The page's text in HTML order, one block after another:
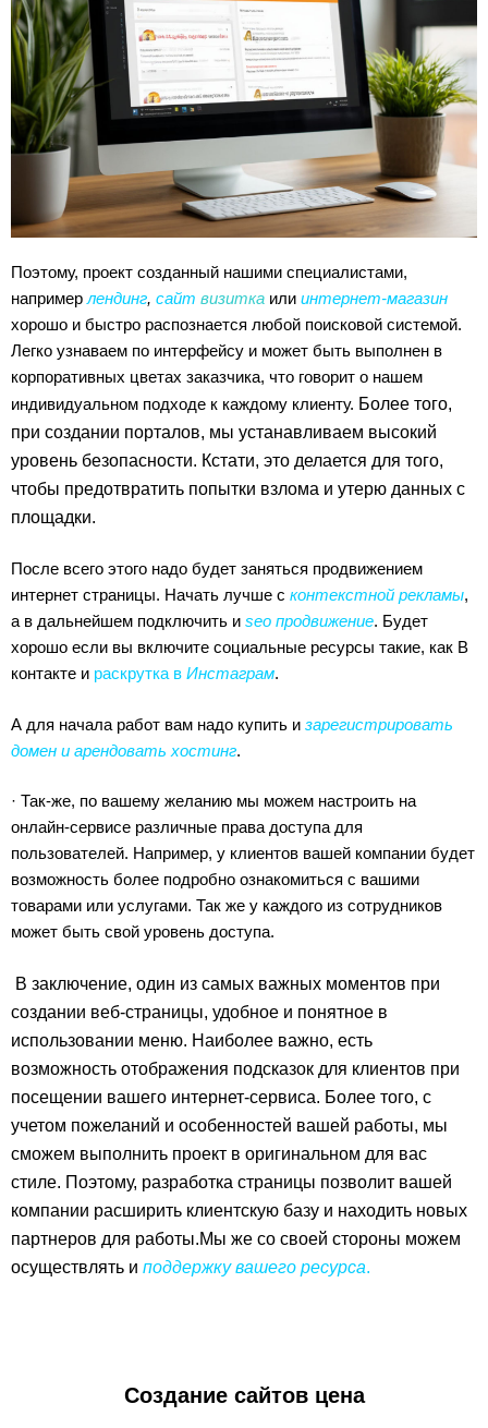
Поэтому, проект созданный нашими специалистами,
например лендинг, сайт визитка или интернет-магазин
хорошо и быстро распознается любой поисковой системой.
Легко узнаваем по интерфейсу и может быть выполнен в
корпоративных цветах заказчика, что говорит о нашем
индивидуальном подходе к каждому клиенту. Более того,
при создании порталов, мы устанавливаем высокий
уровень безопасности. Кстати, это делается для того,
чтобы предотвратить попытки взлома и утерю данных с
площадки.
После всего этого надо будет заняться продвижением
интернет страницы. Начать лучше с контекстной рекламы,
а в дальнейшем подключить и seo продвижение. Будет
хорошо если вы включите социальные ресурсы такие, как В
контакте и раскрутка в Инстаграм.
А для начала работ вам надо купить и зарегистрировать
домен и арендовать хостинг.
· Так-же, по вашему желанию мы можем настроить на
онлайн-сервисе различные права доступа для
пользователей. Например, у клиентов вашей компании будет
возможность более подробно ознакомиться с вашими
товарами или услугами. Так же у каждого из сотрудников
может быть свой уровень доступа.
В заключение, один из самых важных моментов при
создании веб-страницы, удобное и понятное в
использовании меню. Наиболее важно, есть
возможность отображения подсказок для клиентов при
посещении вашего интернет-сервиса. Более того, с
учетом пожеланий и особенностей вашей работы, мы
сможем выполнить проект в оригинальном для вас
стиле. Поэтому, разработка страницы позволит вашей
компании расширить клиентскую базу и находить новых
партнеров для работы.Мы же со своей стороны можем
осуществлять и поддержку вашего ресурса.
Создание сайтов цена